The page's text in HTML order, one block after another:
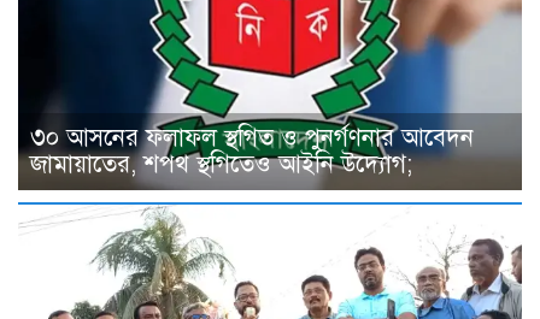
৩০ আসনের ফলাফল স্থগিত ও পুনর্গণনার আবেদন
জামায়াতের, শপথ স্থগিতেও আইনি উদ্যোগ;